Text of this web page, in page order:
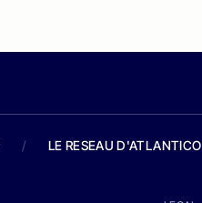
/ LE RESEAU D'ATLANTICO